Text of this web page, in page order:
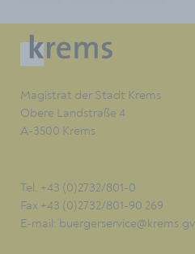
Magistrat der Stadt Krems
Obere Landstraße 4
A-3500 Krems
Tel. +43 (0)2732/801-0
Fax +43 (0)2732/801-90 269
E-mail: